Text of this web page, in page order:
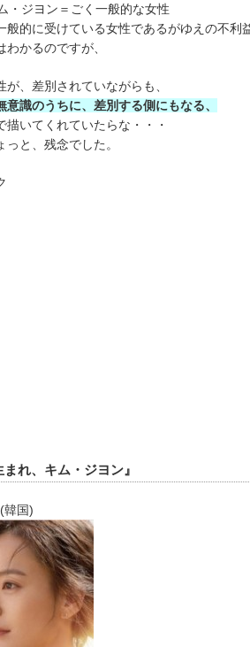
・ジヨン＝ごく一般的な女性
般的に受けている女性であるがゆえの不利
かるのですが、
が、差別されていながらも、
意識のうちに、差別する側にもなる、
描いてくれていたらな・・・
っと、残念でした。
れ、キム・ジヨン』
韓国)